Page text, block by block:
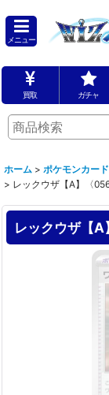
メニュー
買取 ガチャ
ホーム > ポケモンカー
> レックウザ【A】〈
レックウザ【